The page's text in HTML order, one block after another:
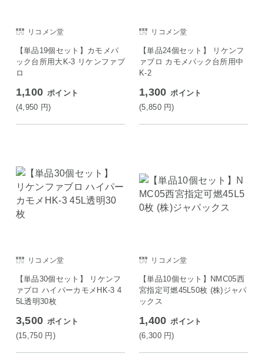
リコメン堂
【単品19個セット】カモメパ
ック台所用大K-3 リケンファブ
ロ
1,100 ポイント
(4,950 円)
リコメン堂
【単品24個セット】 リケンフ
ァブロ カモメパック台所用中
K-2
1,300 ポイント
(5,850 円)
リコメン堂
【単品30個セット】 リケンフ
ァブロ ハイパーカモメHK-3 4
5L透明30枚
3,500 ポイント
(15,750 円)
リコメン堂
【単品10個セット】NMC05西
宮指定可燃45L50枚 (株)ジャパ
ックス
1,400 ポイント
(6,300 円)